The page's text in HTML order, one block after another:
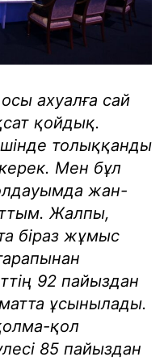
ахуалға сай
қойдық.
толыққанды
Мен бұл
жан-
Жалпы,
біраз жұмыс
92 пайыздан
ұсынылады.
қол
85 пайыздан